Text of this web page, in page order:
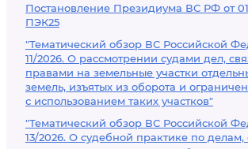
Постановление Президиума ВС РФ от
ПЭК25
"Тематический обзор ВС Российской
11/2026. О рассмотрении судами дел,
правами на земельные участки
земель, изъятых из оборота и
с использованием таких участков"
"Тематический обзор ВС Российской
13/2026. О судебной практике по